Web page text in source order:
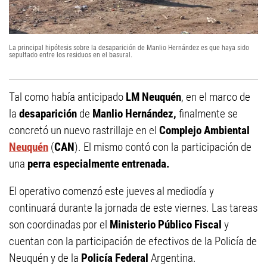
La principal hipótesis sobre la desaparición de Manlio Hernández es que haya sido
sepultado entre los residuos en el basural.
Tal como había anticipado LM Neuquén, en el marco de
la desaparición de Manlio Hernández, finalmente se
concretó un nuevo rastrillaje en el Complejo Ambiental
Neuquén (CAN). El mismo contó con la participación de
una perra especialmente entrenada.
El operativo comenzó este jueves al mediodía y
continuará durante la jornada de este viernes. Las tareas
son coordinadas por el Ministerio Público Fiscal y
cuentan con la participación de efectivos de la Policía de
Neuquén y de la Policía Federal Argentina.